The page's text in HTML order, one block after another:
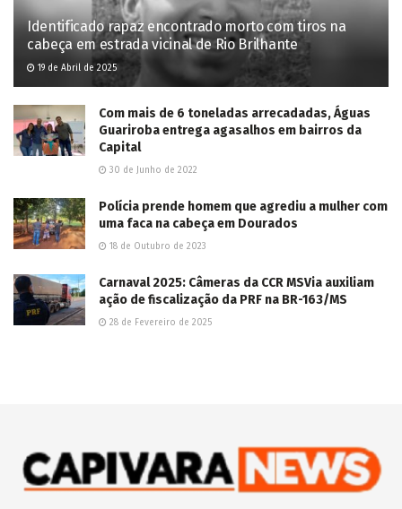
Identificado rapaz encontrado morto com tiros na
cabeça em estrada vicinal de Rio Brilhante
19 de Abril de 2025
Com mais de 6 toneladas arrecadadas, Águas
Guariroba entrega agasalhos em bairros da
Capital
30 de Junho de 2022
Polícia prende homem que agrediu a mulher com
uma faca na cabeça em Dourados
18 de Outubro de 2023
Carnaval 2025: Câmeras da CCR MSVia auxiliam
ação de fiscalização da PRF na BR-163/MS
28 de Fevereiro de 2025